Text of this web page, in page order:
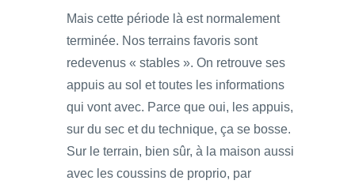
Mais cette période là est normalement
terminée. Nos terrains favoris sont
redevenus « stables ». On retrouve ses
appuis au sol et toutes les informations
qui vont avec. Parce que oui, les appuis,
sur du sec et du technique, ça se bosse.
Sur le terrain, bien sûr, à la maison aussi
avec les coussins de proprio, par